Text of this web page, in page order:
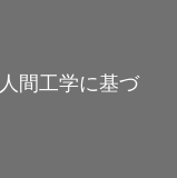
間工学に基づ